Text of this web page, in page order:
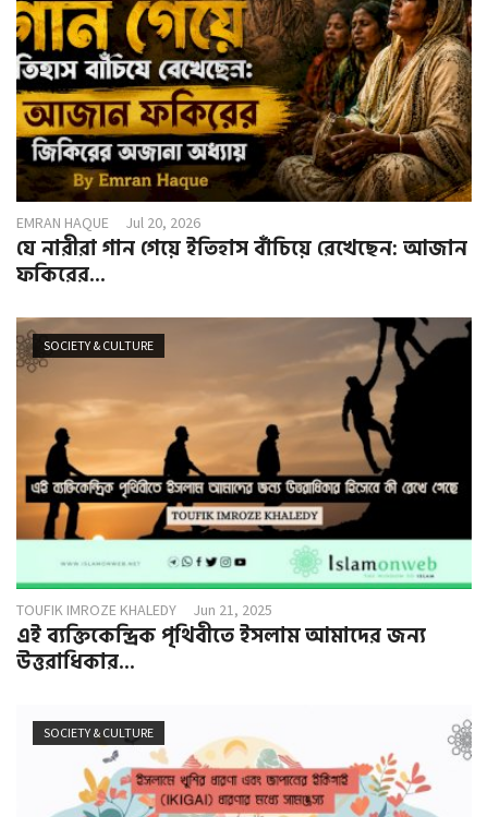
EMRAN HAQUE Jul 20, 2026
যে নারীরা গান গেয়ে ইতিহাস বাঁচিয়ে রেখেছেন: আজান
ফকিরের...
SOCIETY & CULTURE
TOUFIK IMROZE KHALEDY Jun 21, 2025
এই ব্যক্তিকেন্দ্রিক পৃথিবীতে ইসলাম আমাদের জন্য
উত্তরাধিকার...
SOCIETY & CULTURE